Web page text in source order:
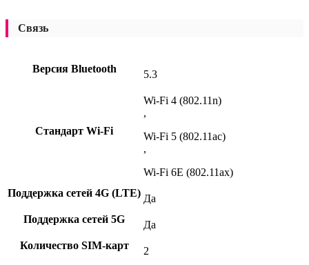
Связь
Версия Bluetooth 5.3
Стандарт Wi-Fi
Wi-Fi 4 (802.11n)
,
Wi-Fi 5 (802.11ac)
,
Wi-Fi 6E (802.11ax)
Поддержка сетей 4G (LTE) Да
Поддержка сетей 5G
Да
Количество SIM-карт
2